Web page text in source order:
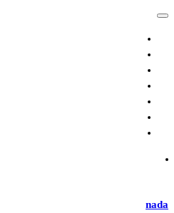
nada